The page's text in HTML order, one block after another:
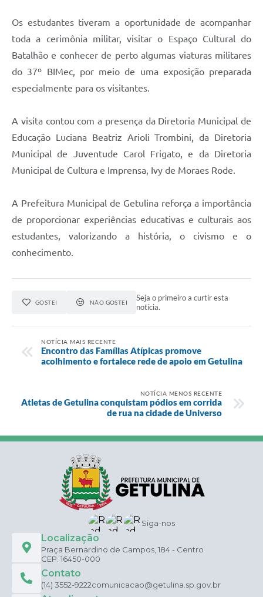
Os estudantes tiveram a oportunidade de acompanhar
toda a cerimônia militar, visitar o Espaço Cultural do
Batalhão e conhecer de perto algumas viaturas militares
do 37º BIMec, por meio de uma exposição preparada
especialmente para os visitantes.
A visita contou com a presença da Diretoria Municipal de
Educação Luciana Beatriz Arioli Trombini, da Diretoria
Municipal de Juventude Carol Frigato, e da Diretoria
Municipal de Cultura e Imprensa, Ivy de Moraes Rode.
A Prefeitura Municipal de Getulina reforça a importância
de proporcionar experiências educativas e culturais aos
estudantes, valorizando a história, o civismo e o
conhecimento.
GOSTEI NÃO GOSTEI
Seja o primeiro a curtir esta
notícia.
NOTÍCIA MAIS RECENTE
Encontro das Famílias Atípicas promove
acolhimento e fortalece rede de apoio em Getulina
NOTÍCIA MENOS RECENTE
Atletas de Getulina conquistam pódios em corrida
de rua na cidade de Universo
Siga-nos
Localização
Praça Bernardino de Campos, 184 - Centro
CEP: 16450-000
Contato
(14) 3552-9222comunicacao@getulina.sp.gov.br